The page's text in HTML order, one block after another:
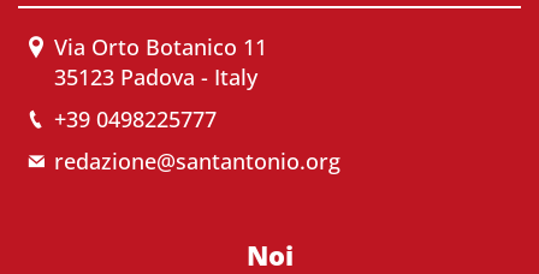
Via Orto Botanico 11
35123 Padova - Italy
+39 0498225777
redazione@santantonio.org
Noi